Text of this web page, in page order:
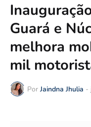
Guará e
melhora
mil
Por Jaindna Jhulia -